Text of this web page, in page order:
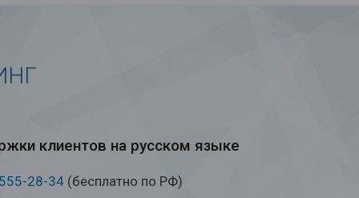
кли­ен­тов на рус­ском языке
28-34(бесплатно по РФ)